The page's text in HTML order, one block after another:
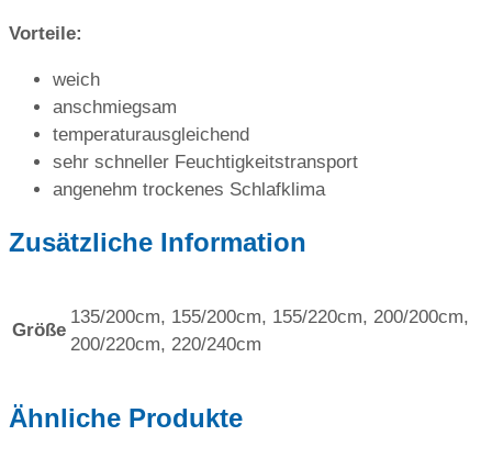
Vorteile:
weich
anschmiegsam
temperaturausgleichend
sehr schneller Feuchtigkeitstransport
angenehm trockenes Schlafklima
Zusätzliche Information
Größe
135/200cm, 155/200cm, 155/220cm, 200/200cm,
200/220cm, 220/240cm
Ähnliche Produkte